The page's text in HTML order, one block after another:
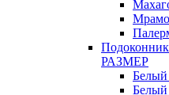
РАЗМЕР
Белый